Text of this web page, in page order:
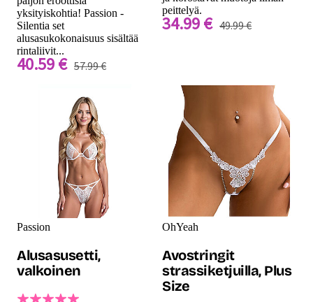
yksityiskohtia! Passion -
Silentia set
alusasukokonaisuus sisältää
rintaliivit...
40.59 € 57.99 €
peittelyä.
34.99 € 49.99 €
Passion
Alusasusetti,
valkoinen
OhYeah
Avostringit
strassiketjuilla, Plus
Size